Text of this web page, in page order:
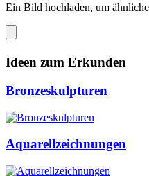
Ein Bild hochladen, um
Ideen zum Erkunden
Bronzeskulpturen
Aquarellzeichnungen